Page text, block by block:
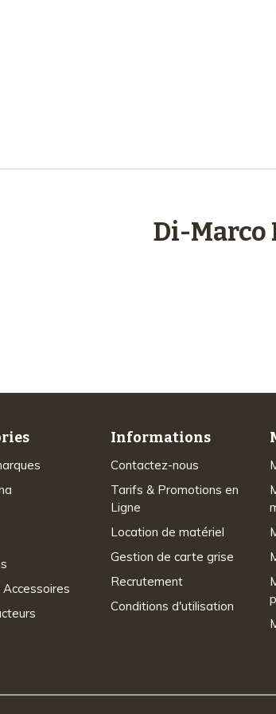
Di-
Accessoires
Informations
Contactez-nous
Tarifs & Promotions en
Ligne
Location de matériel
Gestion de carte grise
Recrutement
Conditions d'utilisation